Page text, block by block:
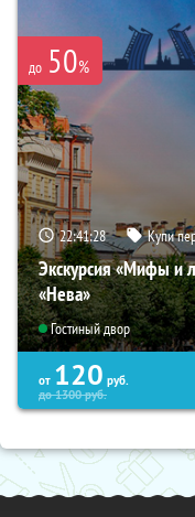
до 50%
22:41:27 Купи
Экскурсия «Мифы и
«Нева»
Гостиный двор
от 120 руб.
до1300руб.